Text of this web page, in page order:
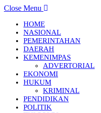
Close Menu
HOME
NASIONAL
PEMERINTAHAN
DAERAH
KEMENIMPAS
ADVERTORIAL
EKONOMI
HUKUM
KRIMINAL
PENDIDIKAN
POLITIK